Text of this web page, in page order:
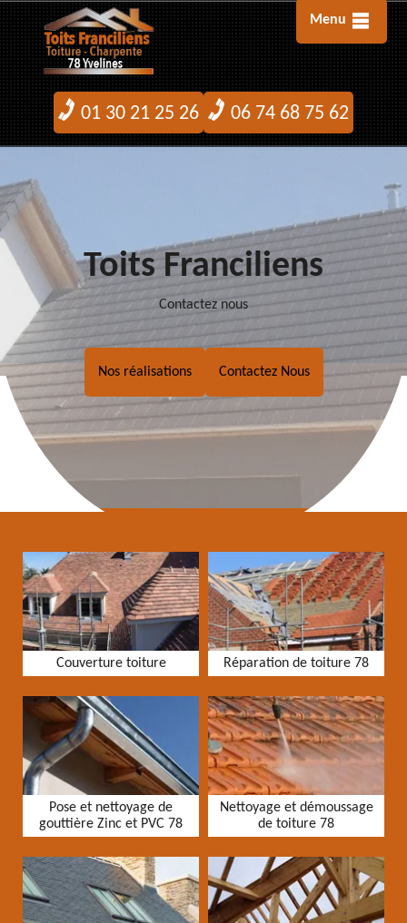
Menu
01 30 21 25 26 06 74 68 75 62
Toits Franciliens
Contactez nous
Nos réalisations Contactez Nous
Couverture toiture Réparation de toiture 78
Pose et nettoyage de
gouttière Zinc et PVC 78
Nettoyage et démoussage
de toiture 78